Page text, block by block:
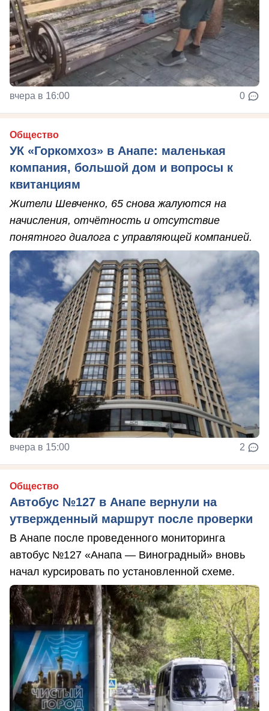
вчера в 16:00 0
Общество
УК «Горкомхоз» в Анапе: маленькая
компания, большой дом и вопросы к
квитанциям
Жители Шевченко, 65 снова жалуются на
начисления, отчётность и отсутствие
понятного диалога с управляющей компанией.
вчера в 15:00 2
Общество
Автобус №127 в Анапе вернули на
утвержденный маршрут после проверки
В Анапе после проведенного мониторинга
автобус №127 «Анапа — Виноградный» вновь
начал курсировать по установленной схеме.